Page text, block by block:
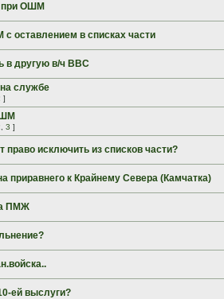
при ОШМ
оставлением в списках части
в другую в/ч ВВС
службе
]
3 ]
право исключить из списков части?
приравнего к Крайнему Севера (Камчатка)
ПМЖ
ей выслуги?